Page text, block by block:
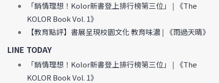
「銷情理想！Kolor新書登上排行榜第三位」 |
《The
KOLOR Book Vol. 1》
【教育點評】書展呈現校園文化 教育味濃| 《雨過天晴》
LINE TODAY
「銷情理想！Kolor新書登上排行榜第三位」 |
《The
KOLOR Book Vol. 1》